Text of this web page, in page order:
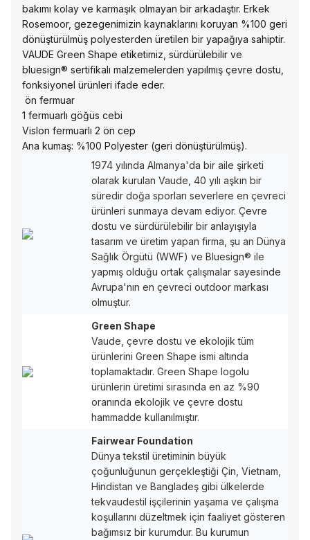
bakımı kolay ve karmaşık olmayan bir arkadaştır. Erkek
Rosemoor, gezegenimizin kaynaklarını koruyan %100 geri
dönüştürülmüş polyesterden üretilen bir yapağıya sahiptir.
VAUDE Green Shape etiketimiz, sürdürülebilir ve
bluesign® sertifikalı malzemelerden yapılmış çevre dostu,
fonksiyonel ürünleri ifade eder.
ön fermuar
1 fermuarlı göğüs cebi
Vislon fermuarlı 2 ön cep
Ana kumaş: %100 Polyester (geri dönüştürülmüş).
1974 yılında Almanya'da bir aile şirketi
olarak kurulan Vaude, 40 yılı aşkın bir
süredir doğa sporları severlere en çevreci
ürünleri sunmaya devam ediyor. Çevre
dostu ve sürdürülebilir bir anlayışıyla
tasarım ve üretim yapan firma, şu an Dünya
Sağlık Örgütü (WWF) ve Bluesign® ile
yapmış olduğu ortak çalışmalar sayesinde
Avrupa'nın en çevreci outdoor markası
olmuştur.
Green Shape
Vaude, çevre dostu ve ekolojik tüm
ürünlerini Green Shape ismi altında
toplamaktadır. Green Shape logolu
ürünlerin üretimi sırasında en az %90
oranında ekolojik ve çevre dostu
hammadde kullanılmıştır.
Fairwear Foundation
Dünya tekstil üretiminin büyük
çoğunluğunun gerçekleştiği Çin, Vietnam,
Hindistan ve Bangladeş gibi ülkelerde
tekvaudestil işçilerinin yaşama ve çalışma
koşullarını düzeltmek için faaliyet gösteren
bağımsız bir kurumdur. Bu kurumun